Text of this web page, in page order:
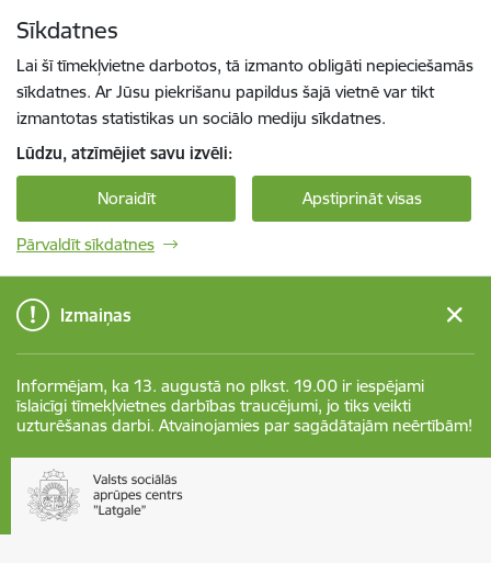
Sīkdatnes
Lai šī tīmekļvietne darbotos, tā izmanto obligāti nepieciešamās
sīkdatnes. Ar Jūsu piekrišanu papildus šajā vietnē var tikt
izmantotas statistikas un sociālo mediju sīkdatnes.
Lūdzu, atzīmējiet savu izvēli:
Noraidīt Apstiprināt visas
Pārvaldīt sīkdatnes
Izmaiņas
Informējam, ka 13. augustā no plkst. 19.00 ir iespējami
īslaicīgi tīmekļvietnes darbības traucējumi, jo tiks veikti
uzturēšanas darbi. Atvainojamies par sagādātajām neērtībām!